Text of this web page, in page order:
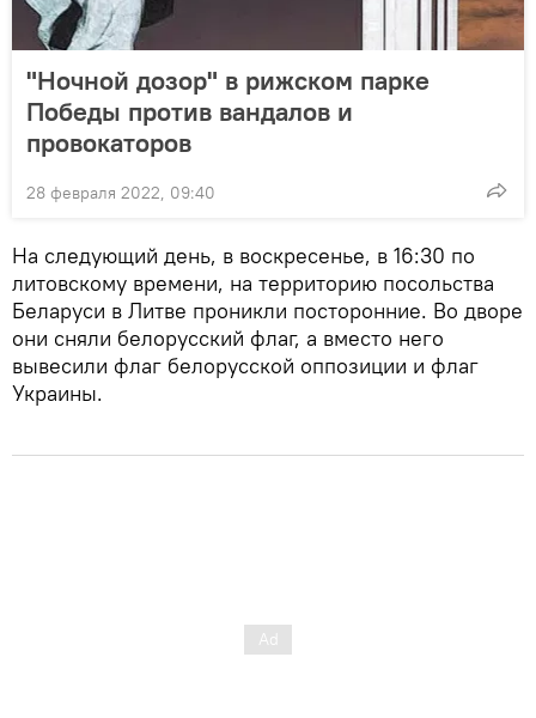
"Ночной дозор" в рижском парке
Победы против вандалов и
провокаторов
28 февраля 2022, 09:40
На следующий день, в воскресенье, в 16:30 по
литовскому времени, на территорию посольства
Беларуси в Литве проникли посторонние. Во дворе
они сняли белорусский флаг, а вместо него
вывесили флаг белорусской оппозиции и флаг
Украины.